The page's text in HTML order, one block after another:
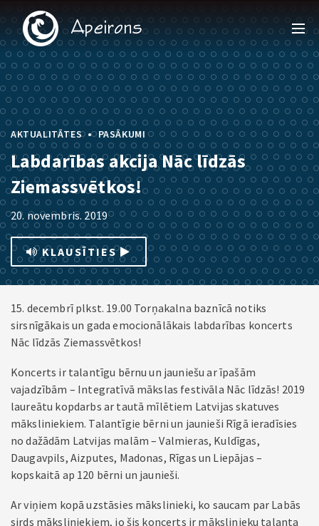
AKTUALITĀTES • PASĀKUMI
Labdarības akcija Nāc līdzās
Ziemassvētkos!
20. novembris. 2019
KLAUSĪTIES
15. decembrī plkst. 19.00 Torņakalna baznīcā notiks
sirsnīgākais un gada emocionālākais labdarības koncerts
Nāc līdzās Ziemassvētkos!
Koncerts ir talantīgu bērnu un jauniešu ar īpašām
vajadzībām – Integratīvā mākslas festivāla Nāc līdzās! 2019
laureātu kopdarbs ar tautā mīlētiem Latvijas skatuves
māksliniekiem. Talantīgie bērni un jaunieši Rīgā ieradīsies
no dažādām Latvijas malām – Valmieras, Kuldīgas,
Daugavpils, Aizputes, Madonas, Rīgas un Liepājas –
kopskaitā ap 120 bērni un jaunieši.
Ar viņiem kopā uzstāsies mākslinieki, ko saucam par Labās
sirds māksliniekiem, jo šis koncerts ir mākslinieku talanta